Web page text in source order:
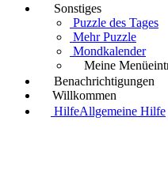
Sonstiges
Puzzle des Tages
Mehr Puzzle
Mondkalender
Meine
Benachrichtigungen
Willkommen
HilfeAllgemeine Hilfe